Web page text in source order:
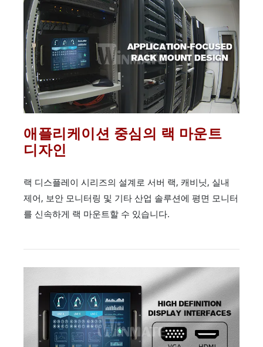
애플리케이션 중심의 랙 마운트
디자인
랙 디스플레이 시리즈의 설계로 서버 랙, 캐비닛, 실내
제어, 보안 모니터링 및 기타 산업 솔루션에 평면 모니터
를 신속하게 랙 마운트할 수 있습니다.